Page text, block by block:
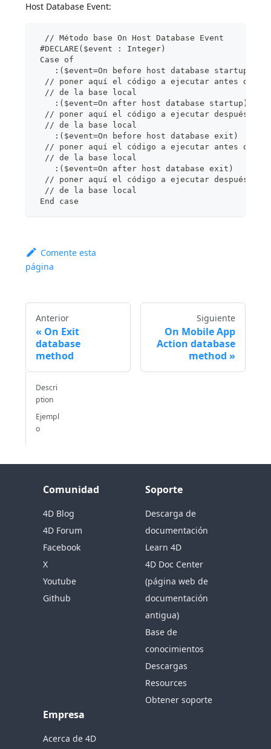
Host Database Event:
// Método base On Host Database Event
#DECLARE($event : Integer)
Case of
:($event=On before host database startup)
// poner aquí el código a ejecutar antes del
// de la base local
:($event=On after host database startup)
// poner aquí el código a ejecutar después del
// de la base local
:($event=On before host database exit)
// poner aquí el código a ejecutar antes del
// de la base local
:($event=On after host database exit)
// poner aquí el código a ejecutar después del
// de la base local
End case
Comente esta
página
Anterior
On Exit
database
method
Siguiente
On Mobile App
Action database
method
Descri
ption
Ejempl
o
Comunidad
4D Blog
4D Forum
Facebook
X
Youtube
Github
Soporte
Descarga de
documentación
Learn 4D
4D Doc Center
(página web de
documentación
antigua)
Base de
conocimientos
Descargas
Resources
Obtener soporte
Empresa
Acerca de 4D